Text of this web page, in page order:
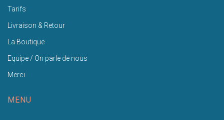
Tarifs
Livraison & Retour
La Boutique
Equipe / On parle de nous
Merci
MENU